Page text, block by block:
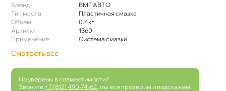
Бренд
МПАВТО
Тип масла
Пластичная смазка
Объем
0.4к
Артикул
1360
Применение
Система смазки
Смотреть все
Не уверены в совместимости?
Звоните +7 (812) 490-74-62 , мы все проверим и подскажем!